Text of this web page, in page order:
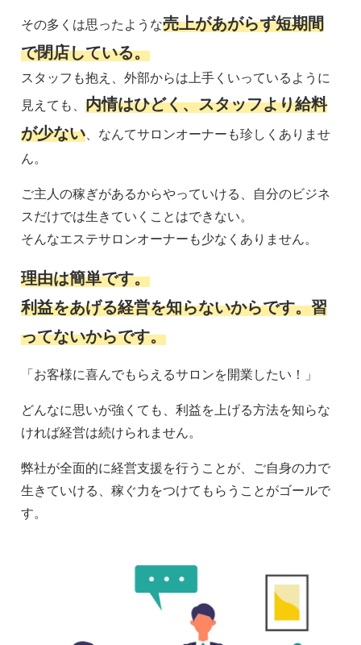
その多くは思ったような売上があがらず短期間
で閉店している。
スタッフも抱え、外部からは上手くいっているように
見えても、内情はひどく、スタッフより給料
が少ない 、なんてサロンオーナーも珍しくありませ
ん。
ご主人の稼ぎがあるからやっていける、自分のビジネ
スだけでは生きていくことはできない。
そんなエステサロンオーナーも少なくありません。
理由は簡単です。
利益をあげる経営を知らないからです。習
ってないからです。
「お客様に喜んでもらえるサロンを開業したい！」
どんなに思いが強くても、利益を上げる方法を知らな
ければ経営は続けられません。
弊社が全面的に経営支援を行うことが、ご自身の力で
生きていける、稼ぐ力をつけてもらうことがゴールで
す。